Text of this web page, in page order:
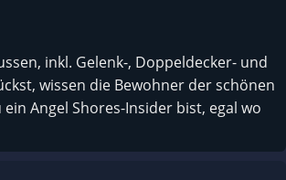
inkl. Gelenk-, Doppeldecker- und
wissen die Bewohner der schönen
Angel Shores-Insider bist, egal wo